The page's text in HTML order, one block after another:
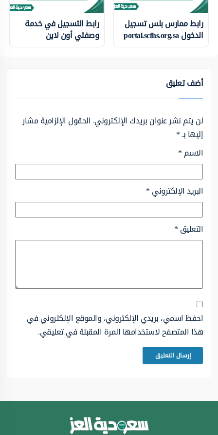
رابط ممارس بلس تسجيل
الدخول portal.scfhs.org.sa
رابط التسجيل في خدمة
وصفتي أون لاين
أضف تعليق
لن يتم نشر عنوان بريدك الإلكتروني. الحقول الإلزامية مشار
إليها بـ*
الاسم*
البريد الإلكتروني*
التعليق*
احفظ اسمي، بريدي الإلكتروني، والموقع الإلكتروني في
هذا المتصفح لاستخدامها المرة المقبلة في تعليقي.